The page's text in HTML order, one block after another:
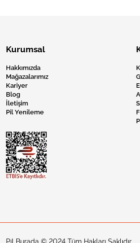
Kurumsal
Hakkımızda
Mağazalarımız
Kariyer
Blog
İletişim
Pil Yenileme